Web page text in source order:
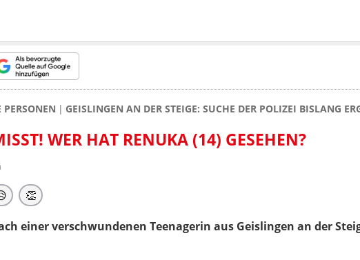
PERSONEN GEISLINGEN AN DER STEIGE: SUCHE DER POLIZEI BISLANG
WER HAT RENUKA (14) GESEHEN?
👏
einer verschwundenen Teenagerin aus Geislingen an der